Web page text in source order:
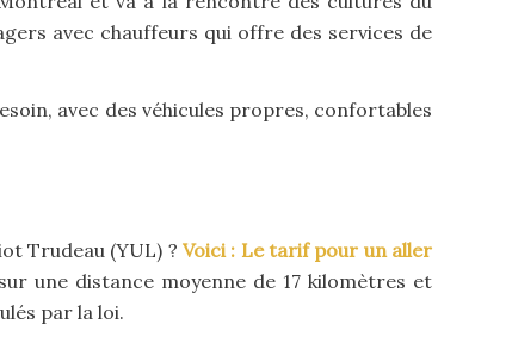
avec chauffeurs qui offre des services de
avec des véhicules propres, confortables
Trudeau (YUL) ?Voici : Le tarif pour un aller
une distance moyenne de 17 kilomètres et
par la loi.